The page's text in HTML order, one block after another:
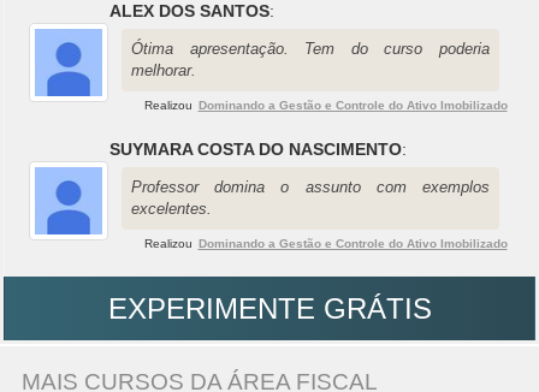
ALEX DOS SANTOS:
Ótima apresentação. Tem do curso poderia
melhorar.
Realizou Dominando a Gestão e Controle do Ativo Imobilizado
SUYMARA COSTA DO NASCIMENTO:
Professor domina o assunto com exemplos
excelentes.
Realizou Dominando a Gestão e Controle do Ativo Imobilizado
EXPERIMENTE GRÁTIS
MAIS CURSOS DA ÁREA FISCAL